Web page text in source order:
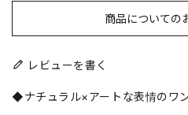
商品についての
レビューを書く
◆ナチュラル×アートな表情のワ